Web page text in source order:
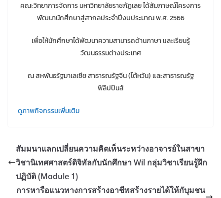
คณะวิทยาการจัดการ มหาวิทยาลัยราชภัฏเลย ได้สัมภาษณ์โครงการ
พัฒนานักศึกษาสู่สากลประจำปีงบประมาณ พ.ศ. 2566
เพื่อให้นักศึกษาได้พัฒนาความสามารถด้านภาษา และเรียนรู้
วัฒนธรรมต่างประเทศ
ณ สหพันธรัฐมาเลเซีย สาธารณรัฐจีน (ไต้หวัน) และสาธารณรัฐ
ฟิลิปปินส์
ดูภาพกิจกรรมเพิ่มเติม
สัมมนาแลกเปลี่ยนความคิดเห็นระหว่างอาจารย์ในสาขา
วิชานิเทศศาสตร์ดิจิทัลกับนักศึกษา Wil กลุ่มวิชาเรียนรู้ฝึก
ปฏิบัติ (Module 1)
การหารือแนวทางการสร้างอาชีพสร้างรายได้ให้กับุมชน